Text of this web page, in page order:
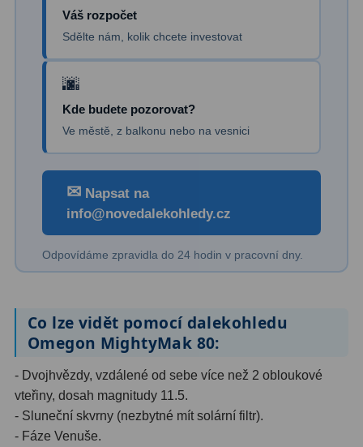
Helical výtahy 11
Okulárové výtahy44
Sekundární zrcadla6
výtahům8
Pozorovací dalekohledy
Kompaktní3
Pro pozorování přírody a
ornitologie17
Monokuláry20
Dárkové 1
Váš rozpočet
Sdělte nám, kolik chcete investovat
Kde budete pozorovat?
Ve městě, z balkonu nebo na vesnici
✉ Napsat na
info@novedalekohledy.cz
Odpovídáme zpravidla do 24 hodin v pracovní dny.
Co lze vidět pomocí dalekohledu
Omegon MightyMak 80:
- Dvojhvězdy, vzdálené od sebe více než 2 obloukové
vteřiny, dosah magnitudy 11.5.
- Sluneční skvrny (nezbytné mít solární filtr).
- Fáze Venuše.